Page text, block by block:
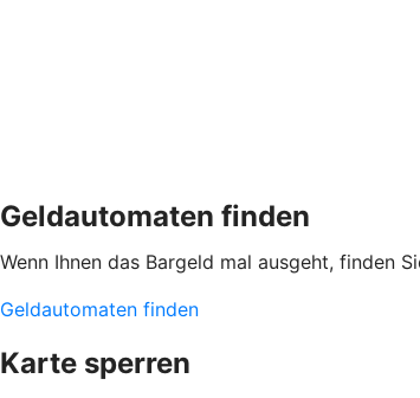
Geldautomaten finden
Wenn Ihnen das Bargeld mal ausgeht, finden
Geldautomaten finden
Karte sperren